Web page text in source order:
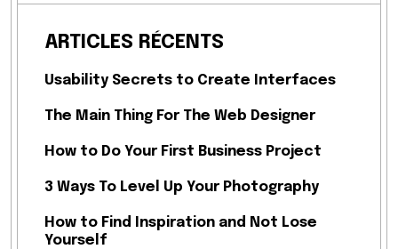
ARTICLES RÉCENTS
Usability Secrets to Create Interfaces
The Main Thing For The Web Designer
How to Do Your First Business Project
3 Ways To Level Up Your Photography
How to Find Inspiration and Not Lose
Yourself